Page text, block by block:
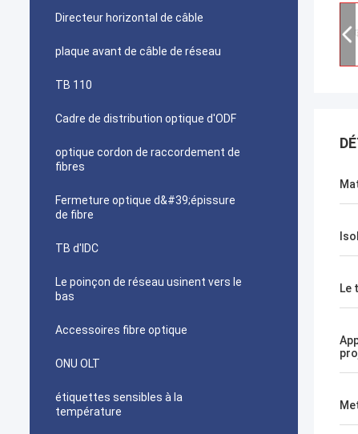
Directeur horizontal de câble
plaque avant de câble de réseau
TB 110
Cadre de distribution optique d'ODF
optique cordon de raccordement de
fibres
Fermeture optique d&#39;épissure
de fibre
TB d'IDC
Le poinçon de réseau usinent vers le
bas
Accessoires fibre optique
ONU OLT
étiquettes sensibles à la
température
Le